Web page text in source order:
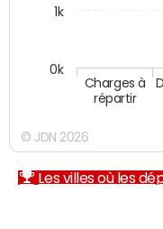
Charges à
répartir
0k
1k
© JDN 2026
Les villes où les